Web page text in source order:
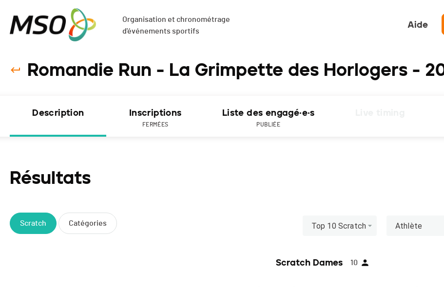
Organisation et chronométrage
d'événements sportifs
Aide
Romandie Run - La Grimpette des Horlogers -
Description Inscriptions
FERMÉES
Liste des engagé·e·s
PUBLIÉE
Résultats
Scratch Catégories Top 10 Scratch Athlète
Scratch Dames 10